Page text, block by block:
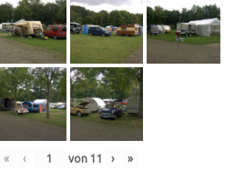
« ‹ von 11 › »